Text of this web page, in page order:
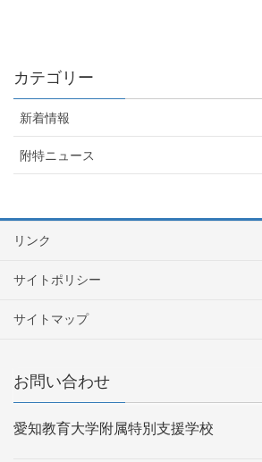
カテゴリー
新着情報
附特ニュース
リンク
サイトポリシー
サイトマップ
お問い合わせ
愛知教育大学附属特別支援学校